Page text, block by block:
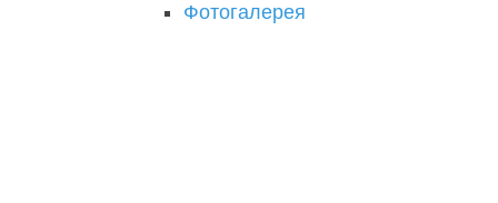
Фотогалерея